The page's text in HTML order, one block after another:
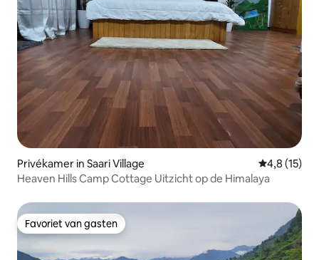
Privékamer in Saari Village
4,8 (15)
Heaven Hills Camp Cottage Uitzicht op de Himalaya
Favoriet van gasten
Favoriet van gasten